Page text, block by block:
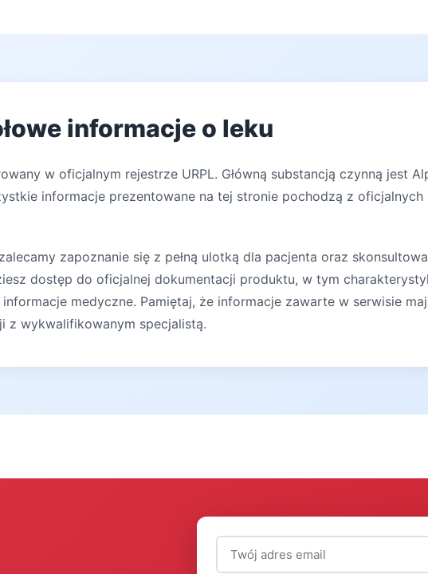
informacje o leku
w oficjalnym rejestrze URPL. Główną substancją czynną jest
informacje prezentowane na tej stronie pochodzą z oficjalnych
zapoznanie się z pełną ulotką dla pacjenta oraz
dostęp do oficjalnej dokumentacji produktu, w tym
medyczne. Pamiętaj, że informacje zawarte w serwisie
z wykwalifikowanym specjalistą.
Adres email (wymagany)